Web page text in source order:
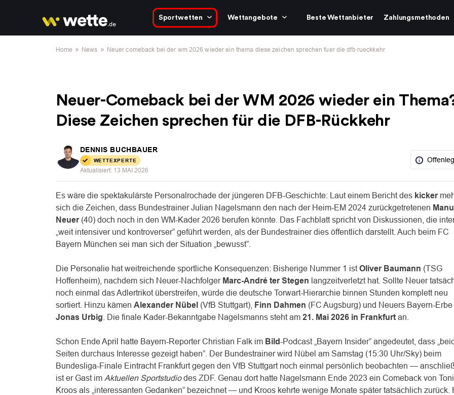
Sportwetten Wettangebote Beste Wettanbieter Zahlungsmethoden
Home » News » Neuer comeback bei der wm 2026 wieder ein thema diese zeichen sprechen fuer die dfb rueckkehr
Neuer-Comeback bei der WM 2026 wieder ein
Diese Zeichen sprechen für die DFB-Rückkehr
DENNIS BUCHBAUER
WETTEXPERTE
Aktualisiert: 13 MAI 2026
Es wäre die spektakulärste Personalrochade der jüngeren DFB-Geschichte: Laut einem Bericht des kicker
sich die Zeichen, dass Bundestrainer Julian Nagelsmann den nach der Heim-EM 2024 zurückgetretenen
Neuer(40) doch noch in den WM-Kader 2026 berufen könnte. Das Fachblatt spricht von Diskussionen, die
„weit intensiver und kontroverser” geführt werden, als der Bundestrainer dies öffentlich darstellt. Auch beim FC
Bayern München sei man sich der Situation „bewusst”.
Die Personalie hat weitreichende sportliche Konsequenzen: Bisherige Nummer 1 istOliver Baumann (TSG
Hoffenheim), nachdem sich Neuer-Nachfolger Marc-André ter Stegen langzeitverletzt hat. Sollte Neuer
noch einmal das Adlertrikot überstreifen, würde die deutsche Torwart-Hierarchie binnen Stunden komplett neu
sortiert. Hinzu kämen Alexander Nübel (VfB Stuttgart), Finn Dahmen (FC Augsburg) und Neuers Bayern-Erbe
Jonas Urbig . Die finale Kader-Bekanntgabe Nagelsmanns steht am 21. Mai 2026 in Frankfurtan.
Schon Ende April hatte Bayern-Reporter Christian Falk im Bild-Podcast „Bayern Insider” angedeutet, dass
Seiten durchaus Interesse gezeigt haben”. Der Bundestrainer wird Nübel am Samstag (15:30 Uhr/Sky) beim
Bundesliga-Finale Eintracht Frankfurt gegen den VfB Stuttgart noch einmal persönlich beobachten —
ist er Gast im Aktuellen Sportstudiodes ZDF. Genau dort hatte Nagelsmann Ende 2023 ein Comeback von Toni
Kroos als „interessanten Gedanken” bezeichnet — und Kroos kehrte wenige Monate später tatsächlich zurück.